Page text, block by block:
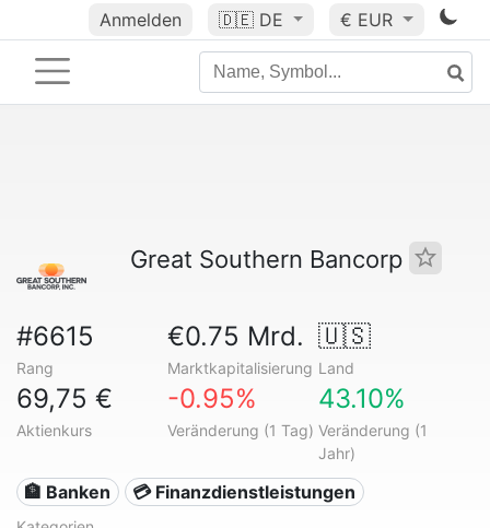
Anmelden 🇩🇪 DE € EUR
Great Southern Bancorp
#6615
Rang
€0.75 Mrd.
Marktkapitalisierung
🇺🇸
Land
69,75 €
Aktienkurs
-0.95%
Veränderung (1 Tag)
43.10%
Veränderung (1
Jahr)
🏦 Banken 💳 Finanzdienstleistungen